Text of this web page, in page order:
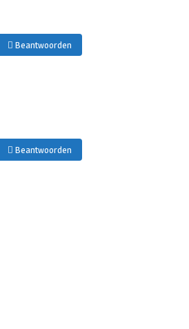
Beantwoorden
Beantwoorden